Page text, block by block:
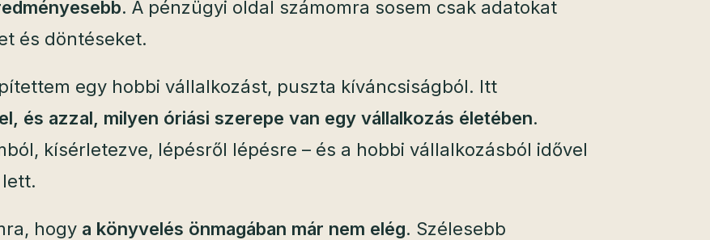
A pénzügyi oldal számomra sosem csak adatokat
és döntéseket.
egy hobbi vállalkozást, puszta kíváncsiságból. Itt
és azzal, milyen óriási szerepe van egy vállalkozás életében.
kísérletezve, lépésről lépésre – és a hobbi vállalkozásból idővel
hogy a könyvelés önmagában már nem elég. Szélesebb